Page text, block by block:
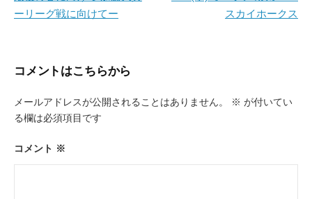
ナ
ゲ
シ
ョ
ン
ーリーグ戦に向けてー
スカイホークス
コメントはこちらから
メールアドレスが公開されることはありません。 ※ が付いてい
る欄は必須項目です
コメント ※